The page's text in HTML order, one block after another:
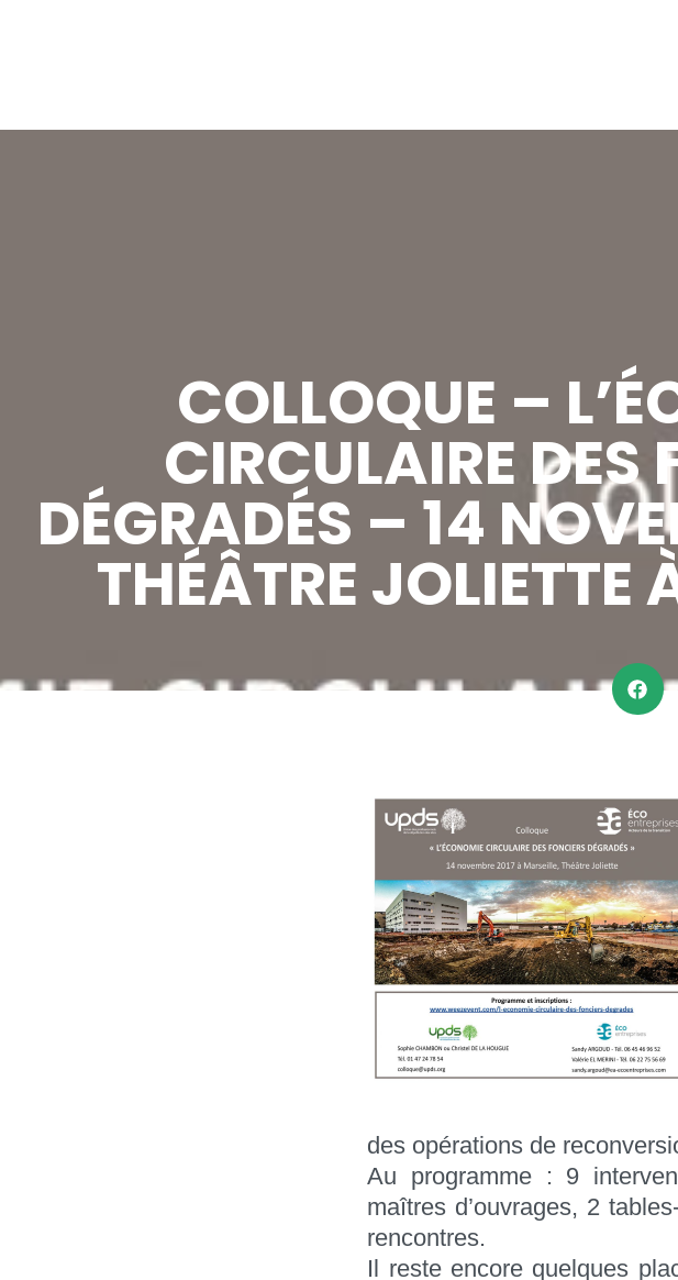
COLLOQUE –
CIRCULAIRE DES
DÉGRADÉS – 14
THÉÂTRE JOLIETTE
des opérations de
Au programme : 9
maîtres d’ouvrages, 2
rencontres.
Il reste encore quelques